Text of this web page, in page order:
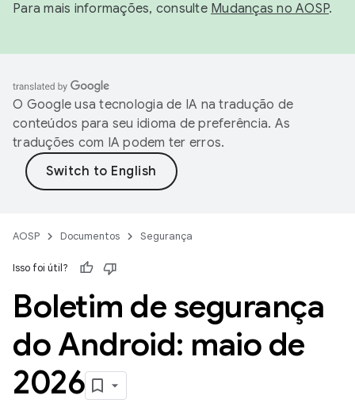
Para mais informações, consulte Mudanças no AOSP.
O Google usa tecnologia de IA na tradução de
conteúdos para seu idioma de preferência. As
traduções com IA podem ter erros.
AOSP Documentos Segurança
Isso foi útil?
Boletim de segurança
do Android: maio de
2026